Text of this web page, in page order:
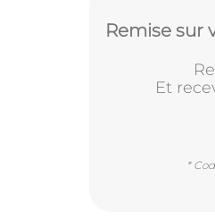
Remise sur
Et
*